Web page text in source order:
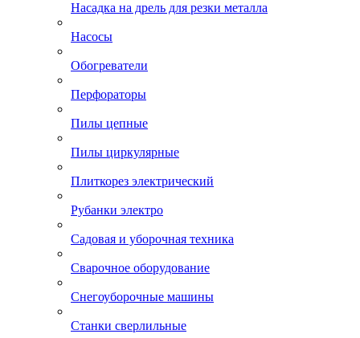
Насадка на дрель для резки металла
Насосы
Обогреватели
Перфораторы
Пилы цепные
Пилы циркулярные
Плиткорез электрический
Рубанки электро
Садовая и уборочная техника
Сварочное оборудование
Снегоуборочные машины
Станки сверлильные